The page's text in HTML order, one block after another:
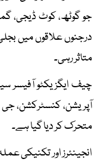
جو گوٹھ، کوٹ ڈیجی،
درجنوں علاقوں میں
متاثر رہی۔
چیف ایگزیکٹو آفیسر
آپریشن، کنسٹرکشن، جی
متحرک کر دیا گیا ہے۔
انجینئرز اور تکنیکی